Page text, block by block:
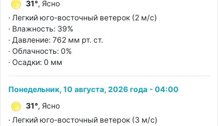
31°, Ясно
· Легкий юго-восточный ветерок (2 м/с)
· Влажность: 39%
· Давление: 762 мм рт. ст.
· Облачность: 0%
· Осадки: 0 мм
Понедельник, 10 августа, 2026 года - 04:00
31°, Ясно
· Легкий юго-восточный ветерок (3 м/с)